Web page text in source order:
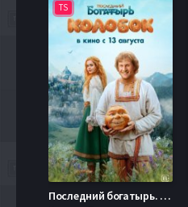
TS
Последний богатырь. Колобок (2026)